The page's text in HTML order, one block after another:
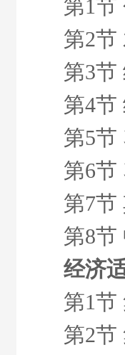
第1节
第2节
第3节
第4节
第5节
第6节
第7节
第8节
经济
第1节
第2节